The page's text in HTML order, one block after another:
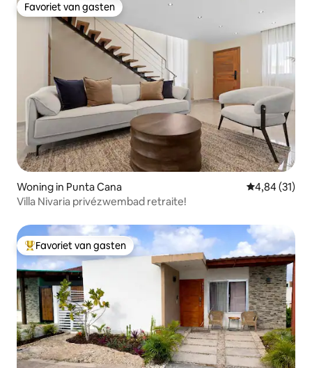
Favoriet van gasten
Favoriet van gasten
Woning in Punta Cana Gemiddelde
4,84 (31)
Villa Nivaria privézwembad retraite!
Topfavoriet van gasten
Favoriet van gasten